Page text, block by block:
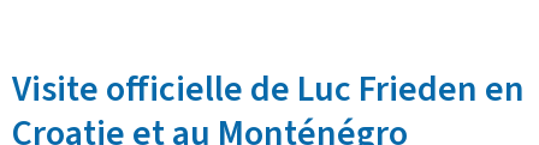
Visite officielle de Luc Frieden en
Croatie et au Monténégro